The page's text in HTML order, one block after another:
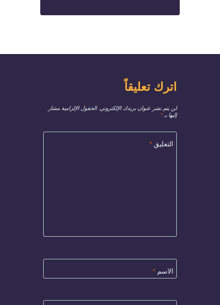
اترك تعليقاً
لن يتم نشر عنوان بريدك الإلكتروني. الحقول الإلزامية مشار
إليها بـ*
التعليق *
الاسم *